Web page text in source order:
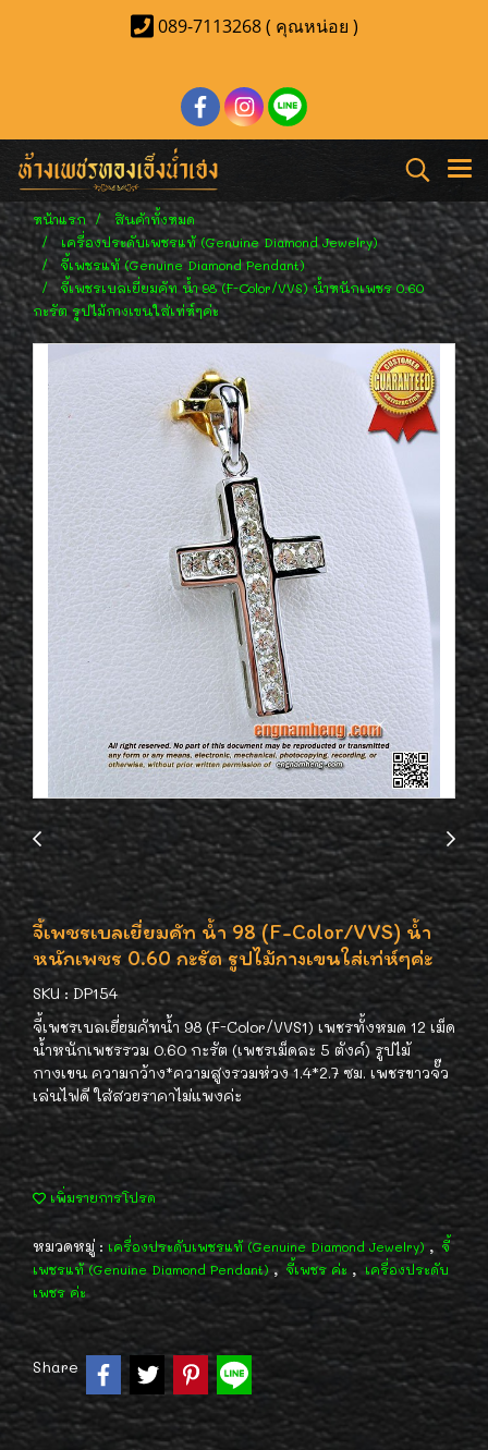
089-7113268 ( คุณหน่อย )
หน้าแรก
สินค้าทั้งหมด
เครื่องประดับเพชรแท้ (Genuine Diamond Jewelry)
จี้เพชรแท้ (Genuine Diamond Pendant)
จี้เพชรเบลเยี่ยมคัท น้ำ 98 (F-Color/VVS) น้ำหนักเพชร 0.60
กะรัต รูปไม้กางเขนใส่เท่ห์ๆค่ะ
จี้เพชรเบลเยี่ยมคัท น้ำ 98 (F-Color/VVS) น้ำ
หนักเพชร 0.60 กะรัต รูปไม้กางเขนใส่เท่ห์ๆค่ะ
SKU : DP154
จี้เพชรเบลเยี่ยมคัทน้ำ 98 (F-Color/VVS1) เพชรทั้งหมด 12 เม็ด
น้ำหนักเพชรรวม 0.60 กะรัต (เพชรเม็ดละ 5 ตังค์) รูปไม้
กางเขน ความกว้าง*ความสูงรวมห่วง 1.4*2.7 ซม. เพชรขาวจั๊ว
เล่นไฟดี ใส่สวยราคาไม่แพงค่ะ
เพิ่มรายการโปรด
หมวดหมู่ : เครื่องประดับเพชรแท้ (Genuine Diamond Jewelry) , จี้
เพชรแท้ (Genuine Diamond Pendant), จี้เพชร ค่ะ , เครื่องประดับ
เพชร ค่ะ
Share